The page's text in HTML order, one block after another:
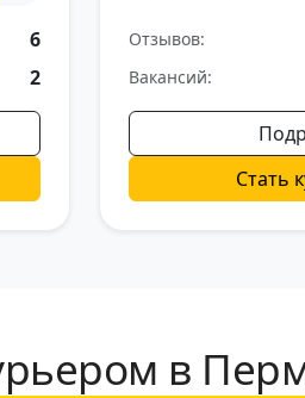
6
2
Отзывов:
Вакансий:
Стать
в